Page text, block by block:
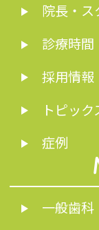
院長・
診療時間
採用情報
トピック
症例
一般歯科